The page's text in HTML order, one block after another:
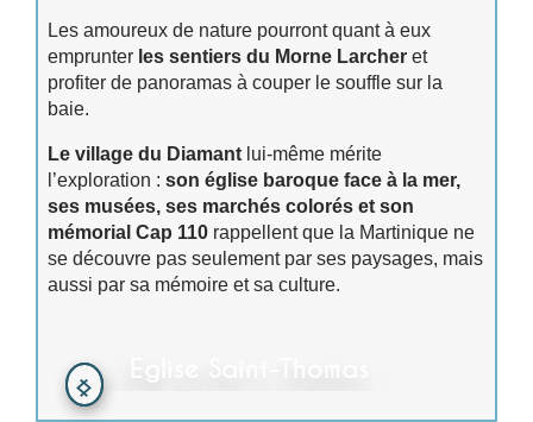
Les amoureux de nature pourront quant à eux
emprunter les sentiers du Morne Larcher et
profiter de panoramas à couper le souffle sur la
baie.
Le village du Diamant lui-même mérite
l’exploration : son église baroque face à la mer,
ses musées, ses marchés colorés et son
mémorial Cap 110 rappellent que la Martinique ne
se découvre pas seulement par ses paysages, mais
aussi par sa mémoire et sa culture.
Eglise Saint-Thomas